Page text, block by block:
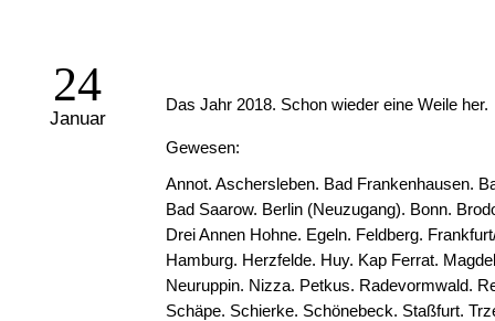
24
Januar
Das Jahr 2018. Schon wieder eine Weile her.
Gewesen:
Annot. Aschersleben. Bad Frankenhausen.
Bad Saarow. Berlin (Neuzugang). Bonn.
Drei Annen Hohne. Egeln. Feldberg.
Hamburg. Herzfelde. Huy. Kap Ferrat.
Neuruppin. Nizza. Petkus. Radevormwald.
Schäpe. Schierke. Schönebeck. Staßfurt.